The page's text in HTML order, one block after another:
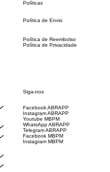
Políticas
Política de Envio
Política de Reembolso
Política de Privacidade
Siga-nos
Facebook ABRAPP
Instagram ABRAPP
Youtube MBPM
WhatsApp ABRAPP
Telegram ABRAPP
Facebook MBPM
Instagram MBPM